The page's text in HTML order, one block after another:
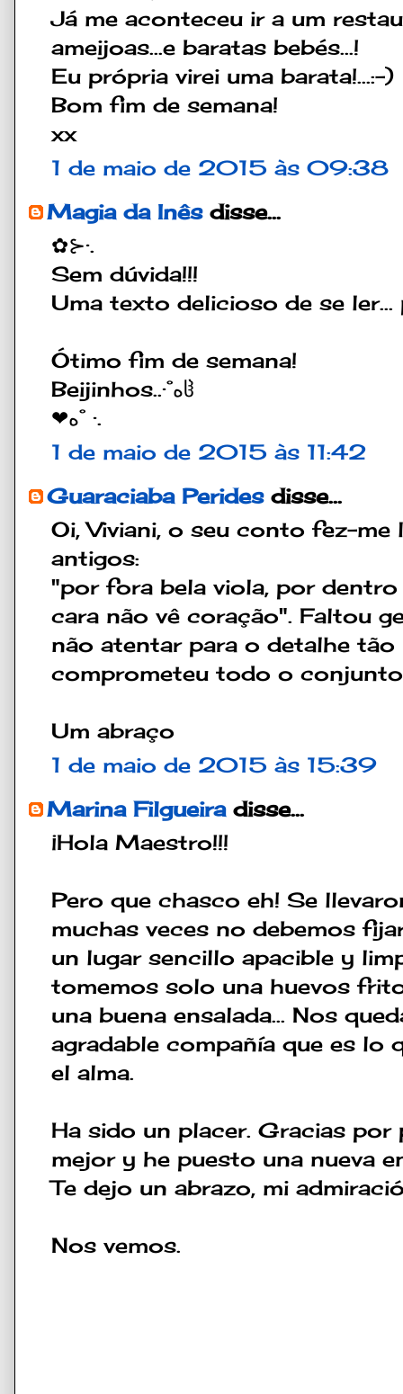
Já me aconteceu ir a um
ameijoas...e baratas bebés...!
Eu própria virei uma barata!...:-)
Bom fim de semana!
xx
1 de maio de 2015 às 09:38
Magia da Inêsdisse...
✿⊱·.
Sem dúvida!!!
Uma texto delicioso de se ler...
Ótimo fim de semana!
Beijinhos..·°هჱ
❤ه° ·.
1 de maio de 2015 às 11:42
Guaraciaba Peridesdisse...
Oi, Viviani, o seu conto fez-
antigos:
"por fora bela viola, por
cara não vê coração". Faltou
não atentar para o detalhe
comprometeu todo o conjunto
Um abraço
1 de maio de 2015 às 15:39
Marina Filgueiradisse...
¡Hola Maestro!!!
Pero que chasco eh! Se
muchas veces no debemos
un lugar sencillo apacible y
tomemos solo una huevos
una buena ensalada... Nos
agradable compañía que es lo
el alma.
Ha sido un placer. Gracias
mejor y he puesto una nueva
Te dejo un abrazo, mi
Nos vemos.